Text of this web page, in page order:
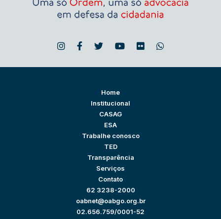
Home
Institucional
CASAG
ESA
Trabalhe conosco
TED
Transparência
Serviços
Contato
62 3238-2000
oabnet@oabgo.org.br
02.656.759/0001-52